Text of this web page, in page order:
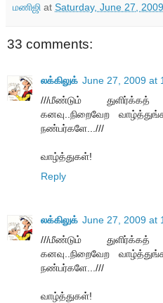
மணிஜி at Saturday, June 27, 2009
33 comments:
லக்கிலுக் June 27, 2009 at
///மீண்டும் துளிர்க்கத்
கனவு..நிறைவேற
நண்பர்களே...///
வாழ்த்துகள்!
Reply
லக்கிலுக் June 27, 2009 at
///மீண்டும் துளிர்க்கத்
கனவு..நிறைவேற
நண்பர்களே...///
வாழ்த்துகள்!